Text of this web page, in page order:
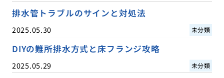
排水管トラブルのサインと対処法
2025.05.30 未分類
DIYの難所排水方式と床フランジ攻略
2025.05.29 未分類